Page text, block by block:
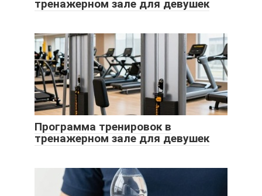
тренажерном зале для девушек
Программа тренировок в
тренажерном зале для девушек